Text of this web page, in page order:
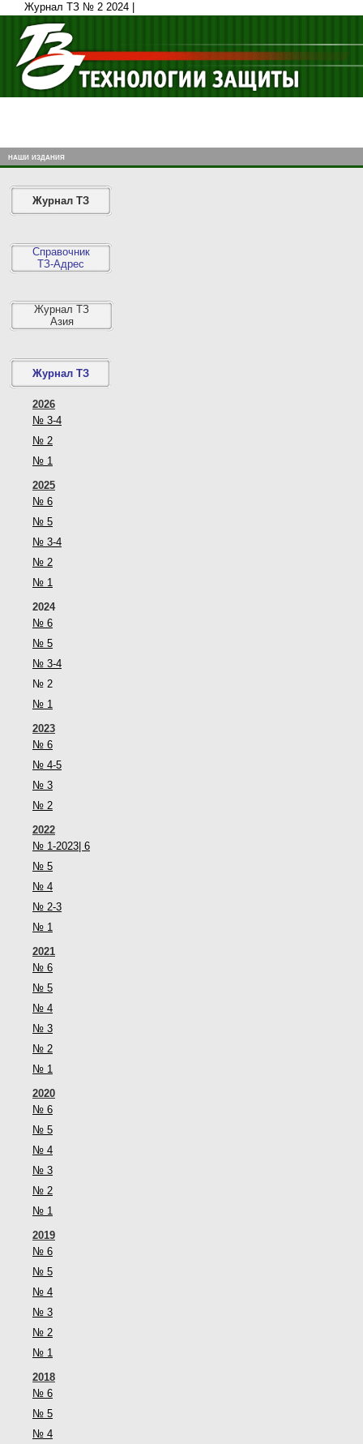
Журнал ТЗ № 2 2024 |
наши издания
Журнал ТЗ
Справочник
ТЗ-Адрес
Журнал ТЗ
Азия
Журнал ТЗ
2026
№ 3-4
№ 2
№ 1
2025
№ 6
№ 5
№ 3-4
№ 2
№ 1
2024
№ 6
№ 5
№ 3-4
№ 2
№ 1
2023
№ 6
№ 4-5
№ 3
№ 2
2022
№ 1-2023| 6
№ 5
№ 4
№ 2-3
№ 1
2021
№ 6
№ 5
№ 4
№ 3
№ 2
№ 1
2020
№ 6
№ 5
№ 4
№ 3
№ 2
№ 1
2019
№ 6
№ 5
№ 4
№ 3
№ 2
№ 1
2018
№ 6
№ 5
№ 4